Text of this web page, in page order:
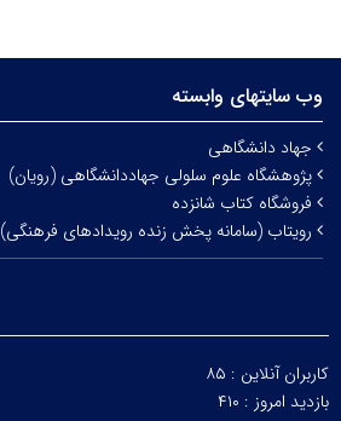
وب سایتهای وابسته
جهاد دانشگاهی
پژوهشگاه علوم سلولی جهاددانشگاهی (رویان)
فروشگاه کتاب شانزده
رویتاب (سامانه پخش زنده رویدادهای فرهنگی)
کاربران آنلاین : ۸۵
بازدید امروز : ۴۱۰